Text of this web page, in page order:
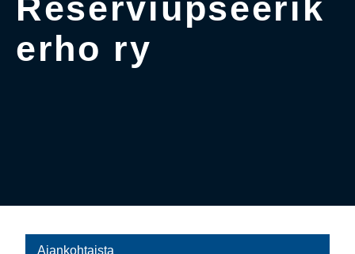
erho ry
Ajankohtaista